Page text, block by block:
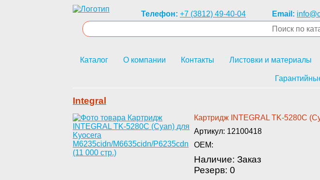
Телефон: +7 (3812) 49-40-04 Email:
Каталог О компании Контакты Листовки и материалы
Integral
Картридж INTEGRAL TK-5280C
Артикул: 12100418
OEM:
Наличие: Заказ
Резерв: 0